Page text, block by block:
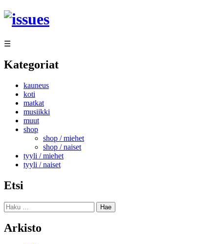
Siirry
sisältöön
☰
Kategoriat
kauneus
koti
matkat
musiikki
muut
shop
shop / miehet
shop / naiset
tyyli / miehet
tyyli / naiset
Etsi
Haku:
Arkisto